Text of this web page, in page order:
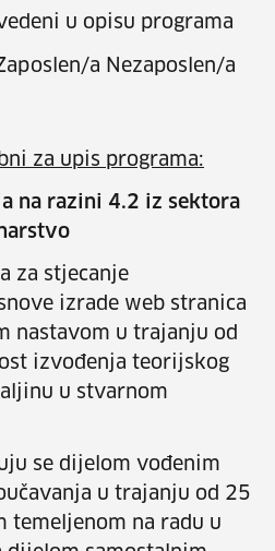
u opisu programa
a Nezaposlen/a
za upis programa:
na razini 4.2 iz sektora
za stjecanje
izrade web stranica
nastavom u trajanju od
izvođenja teorijskog
u stvarnom
se dijelom vođenim
u trajanju od 25
temeljenom na radu u